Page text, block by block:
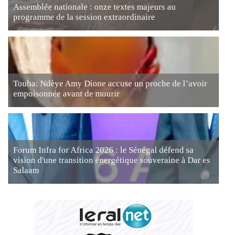
Assemblée nationale : onze textes majeurs au
programme de la session extraordinaire
Touba: Ndèye Amy Dione accuse un proche de l’avoir
empoisonnée avant de mourir
Forum Infra for Africa 2026 : le Sénégal défend sa
vision d'une transition énergétique souveraine à Dar es
Salaam